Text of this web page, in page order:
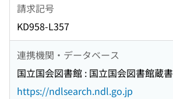
請求記号
KD958-L357
連携機関・データベース
国立国会図書館 : 国立国会図書館蔵書
https://ndlsearch.ndl.go.jp